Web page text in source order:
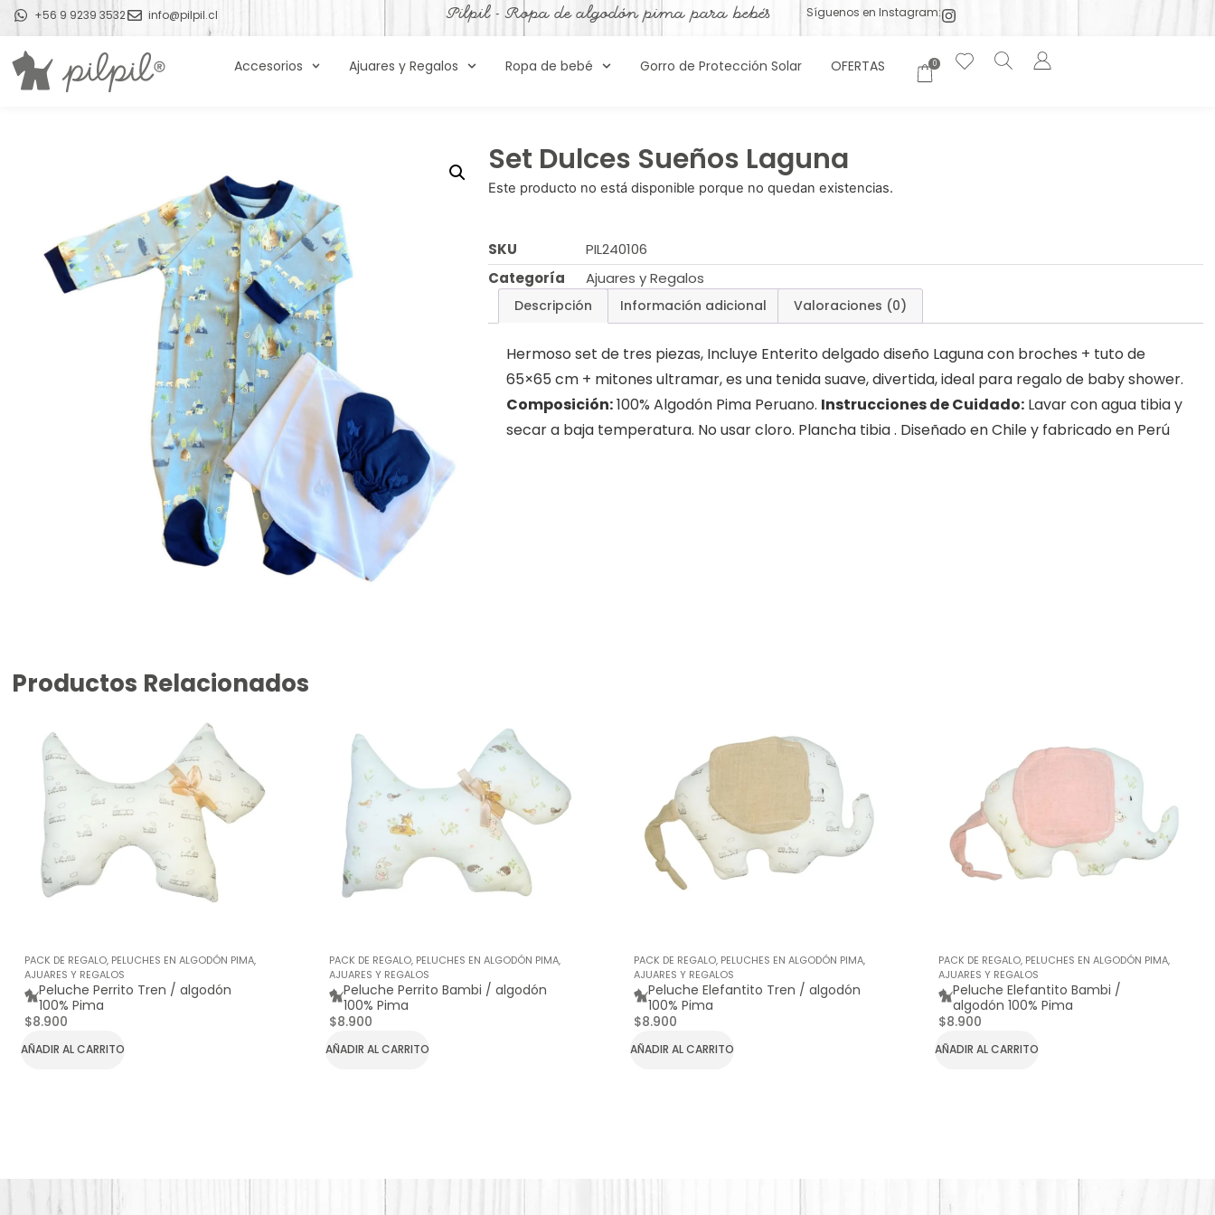
+56 9 9239 3532 info@pilpil.cl Pilpil - Ropa de algodón pima para bebés Síguenos en Instagram:
Accesorios Ajuares y Regalos Ropa de bebé Gorro de Protección Solar OFERTAS 0
Set Dulces Sueños Laguna
Este producto no está disponible porque no quedan existencias.
SKU
PIL240106
Categoría
Ajuares y Regalos
Descripción Información adicional Valoraciones (0)
Hermoso set de tres piezas, Incluye Enterito delgado diseño Laguna con broches + tuto de
65×65 cm + mitones ultramar, es una tenida suave, divertida, ideal para regalo de baby shower.
Composición:100% Algodón Pima Peruano. Instrucciones de Cuidado: Lavar con agua tibia y
secar a baja temperatura. No usar cloro. Plancha tibia . Diseñado en Chile y fabricado en Perú
Productos Relacionados
PACK DE REGALO, PELUCHES EN ALGODÓN PIMA,
AJUARES Y REGALOS
Peluche Perrito Tren / algodón
100% Pima
$8.900
AÑADIR AL CARRITO
PACK DE REGALO, PELUCHES EN ALGODÓN PIMA,
AJUARES Y REGALOS
Peluche Perrito Bambi / algodón
100% Pima
$8.900
AÑADIR AL CARRITO
PACK DE REGALO, PELUCHES EN ALGODÓN PIMA,
AJUARES Y REGALOS
Peluche Elefantito Tren / algodón
100% Pima
$8.900
AÑADIR AL CARRITO
PACK DE REGALO, PELUCHES EN ALGODÓN PIMA,
AJUARES Y REGALOS
Peluche Elefantito Bambi /
algodón 100% Pima
$8.900
AÑADIR AL CARRITO